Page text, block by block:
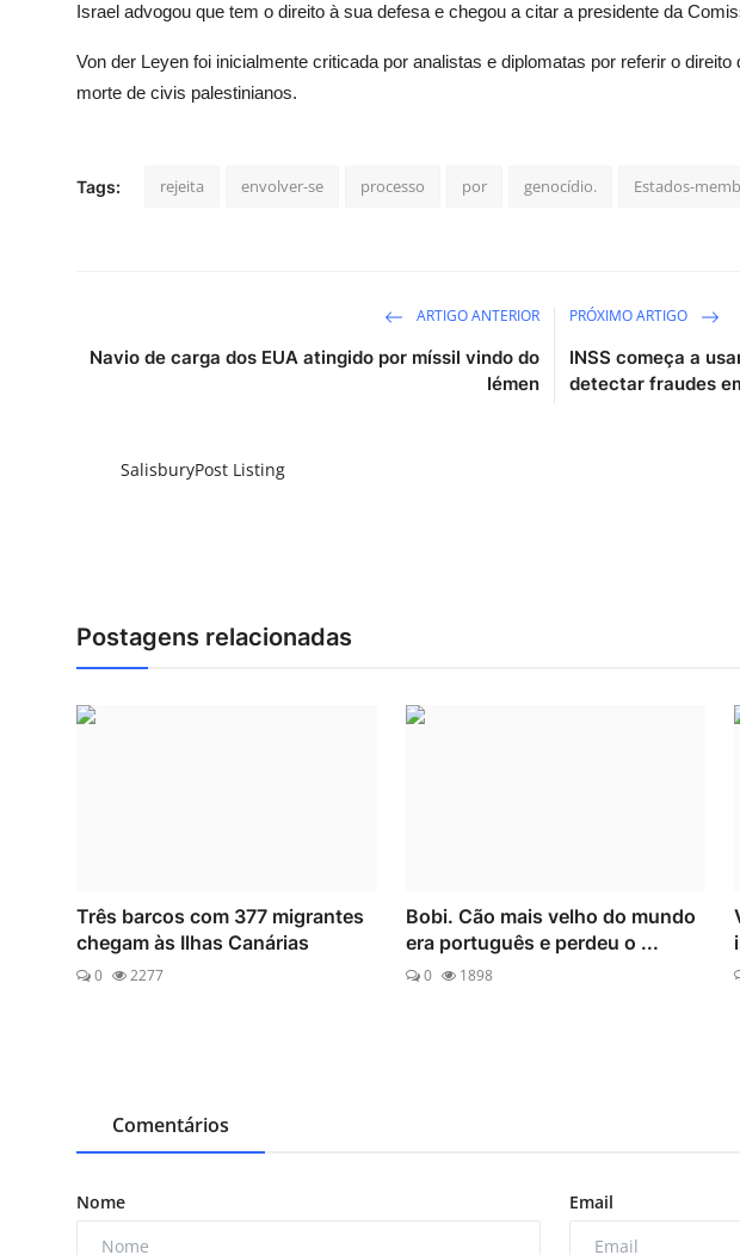
Israel advogou que tem o direito à sua defesa e chegou a citar a presidente da
Von der Leyen foi inicialmente criticada por analistas e diplomatas por referir o
morte de civis palestinianos.
Tags: rejeita envolver-se processo por genocídio. Estados-
ARTIGO ANTERIOR
Navio de carga dos EUA atingido por míssil vindo do
Iémen
PRÓXIMO ARTIGO
INSS começa a
detectar fraudes
SalisburyPost Listing
Postagens relacionadas
Três barcos com 377 migrantes
chegam às Ilhas Canárias
0 2277
Bobi. Cão mais velho do mundo
era português e perdeu o ...
0 1898
Comentários
Nome Email